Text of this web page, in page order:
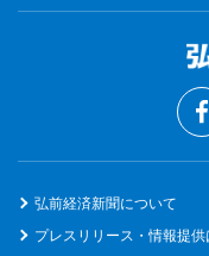
弘前経済新聞について
プレスリリース・情報提供